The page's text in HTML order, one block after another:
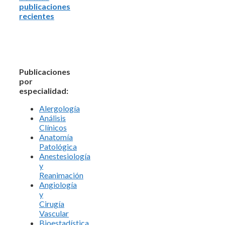
publicaciones
recientes
Publicaciones
por
especialidad:
Alergología
Análisis
Clínicos
Anatomía
Patológica
Anestesiología
y
Reanimación
Angiología
y
Cirugía
Vascular
Bioestadística.